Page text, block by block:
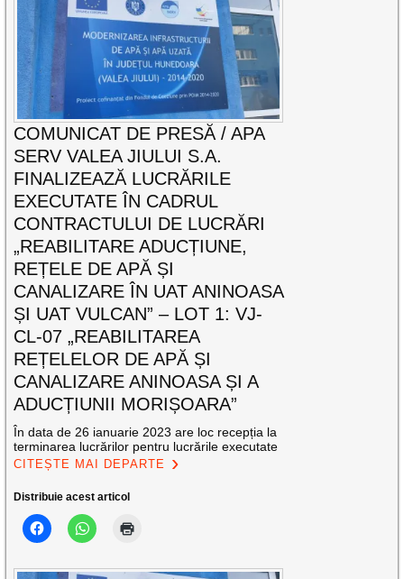
COMUNICAT DE PRESĂ / APA
SERV VALEA JIULUI S.A.
FINALIZEAZĂ LUCRĂRILE
EXECUTATE ÎN CADRUL
CONTRACTULUI DE LUCRĂRI
„REABILITARE ADUCȚIUNE,
REȚELE DE APĂ ȘI
CANALIZARE ÎN UAT ANINOASA
ȘI UAT VULCAN” – LOT 1: VJ-
CL-07 „REABILITAREA
REȚELELOR DE APĂ ȘI
CANALIZARE ANINOASA ȘI A
ADUCȚIUNII MORIȘOARA”
În data de 26 ianuarie 2023 are loc recepția la
terminarea lucrărilor pentru lucrările executate
CITEȘTE MAI DEPARTE
Distribuie acest articol